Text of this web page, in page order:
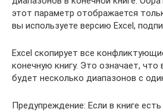
этот параметр отображается
вы используете версию Excel,
Excel скопирует все
конечную книгу. Это означает, что
будет несколько диапазонов с
Предупреждение: Если в книге